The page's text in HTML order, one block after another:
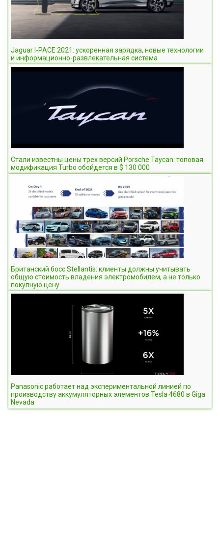
Jaguar I-PACE 2021: ускоренная зарядка, новые технологии
и информационно-развлекательная система
Стали известны цены трех версий Porsche Taycan: топовая
модификация Turbo обойдется в $ 130 000
Британский босс Stellantis: клиенты должны учитывать
общую стоимость владения электромобилем, а не только
покупную цену
Panasonic работает над экспериментальной линией по
производству аккумуляторных элементов Tesla 4680 в Giga
Nevada